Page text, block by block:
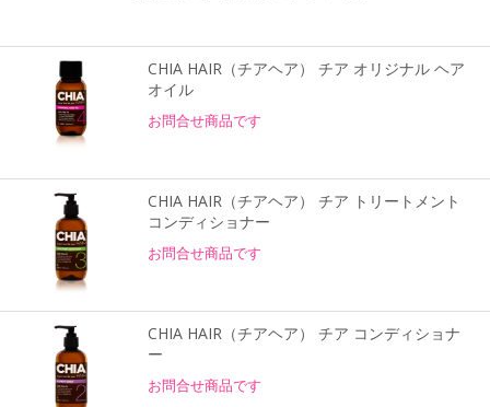
CHIA HAIR（チアヘア） チア オリジナル ヘア
オイル
お問合せ商品です
CHIA HAIR（チアヘア） チア トリートメント
コンディショナー
お問合せ商品です
CHIA HAIR（チアヘア） チア コンディショナ
ー
お問合せ商品です